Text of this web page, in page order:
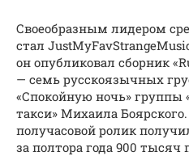
Своеобразным лидером
стал
он опубликовал сборник
— семь русскоязычных
«Спокойную ночь» группы
такси» Михаила
получасовой ролик
за полтора года 900 тысяч